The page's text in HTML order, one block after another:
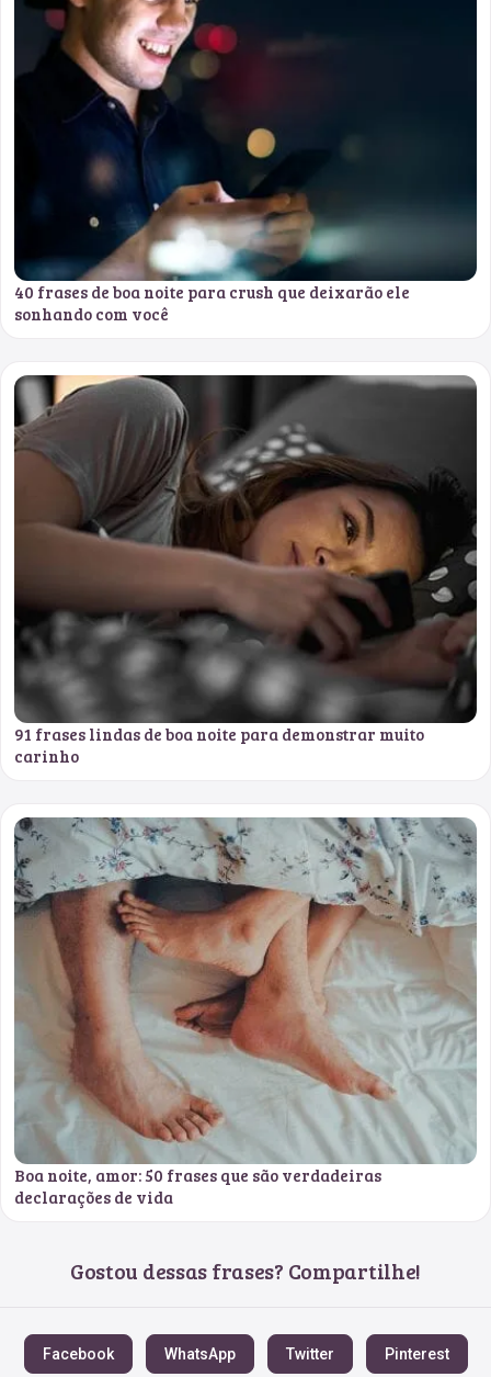
40 frases de boa noite para crush que deixarão ele
sonhando com você
91 frases lindas de boa noite para demonstrar muito
carinho
Boa noite, amor: 50 frases que são verdadeiras
declarações de vida
Gostou dessas frases? Compartilhe!
Facebook WhatsApp Twitter Pinterest